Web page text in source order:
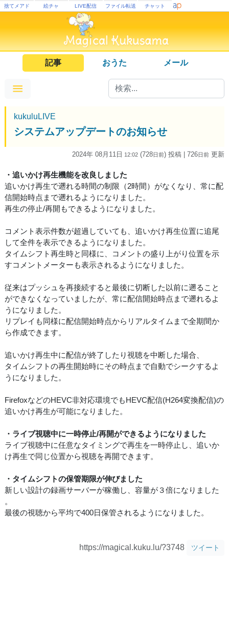
捨てメアド 絵チャ LIVE配信 ファイル転送 チャット
記事 おうた メール
kukuluLIVE
システムアップデートのお知らせ
2024年 08月11日 12:02 (728日前) 投稿 | 726日前 更新
・追いかけ再生機能を改良しました
追いかけ再生で遡れる時間の制限（2時間）がなくなり、常に配
信開始時点まで遡れるようになりました。
再生の停止/再開もできるようになりました。
コメント表示件数が超過していても、追いかけ再生位置に追尾
して全件を表示できるようになりました。
タイムシフト再生時と同様に、コメントの盛り上がり位置を示
すコメントメーターも表示されるようになりました。
従来はプッシュを再接続すると最後に切断した以前に遡ること
ができなくなっていましたが、常に配信開始時点まで遡れるよ
うになりました。
リプレイも同様に配信開始時点からリアルタイムまで全期間か
ら作成できます。
追いかけ再生中に配信が終了したり視聴を中断した場合、
タイムシフトの再生開始時にその時点まで自動でシークするよ
うになりました。
FirefoxなどのHEVC非対応環境でもHEVC配信(H264変換配信)の
追いかけ再生が可能になりました。
・ライブ視聴中に一時停止/再開ができるようになりました
ライブ視聴中に任意なタイミングで再生を一時停止し、追いか
け再生で同じ位置から視聴を再開できます。
・タイムシフトの保管期限が伸びました
新しい設計の録画サーバーが稼働し、容量が３倍になりました
。
最後の視聴から平均で400日保管されるようになりました。
https://magical.kuku.lu/?3748 ツイート